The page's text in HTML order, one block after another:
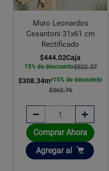
Muro Leonardos
Cesantoni 31x61 cm
Rectificado
$522.37
$444.02Caja
15% de descuento
$362.76
$308.34m²15% de descuento
Comprar Ahora
Añadir
Agregar al